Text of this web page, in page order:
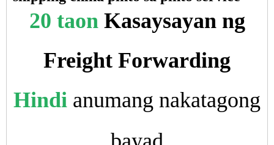
20 taonKasaysayan ng
Freight Forwarding
Hindi anumang nakatagong